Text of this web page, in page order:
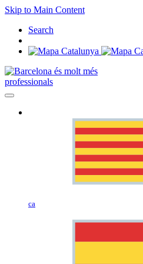
Skip to Main Content
Search
professionals
ca